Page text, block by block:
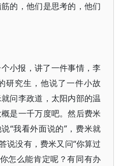
的，他们是思考的，他们
小报，讲了一件事情，李
研究生，他说了一件小故
问李政道，太阳内部的温
是一千万度吧。然后费米
“我看外面说的”，费米就
说没有，费米又问“你算过
怎么能肯定呢？有同有办